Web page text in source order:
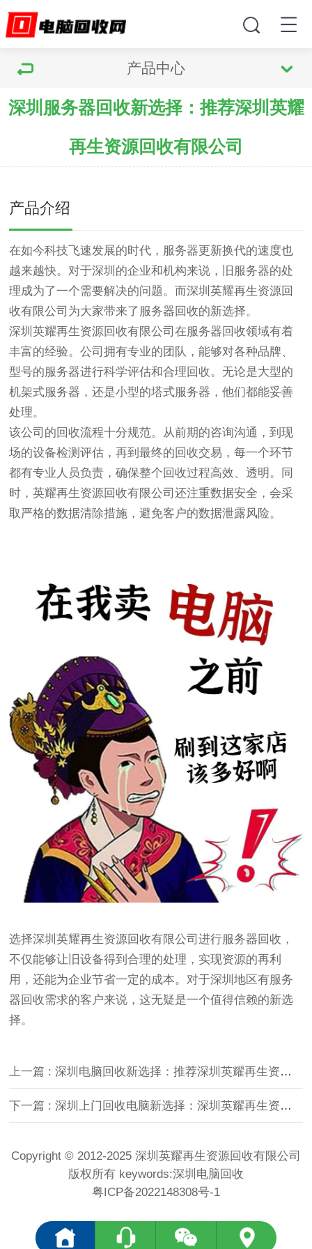
产品中心
深圳服务器回收新选择：推荐深圳英耀
再生资源回收有限公司
产品介绍
在如今科技飞速发展的时代，服务器更新换代的速度也
越来越快。对于深圳的企业和机构来说，旧服务器的处
理成为了一个需要解决的问题。而深圳英耀再生资源回
收有限公司为大家带来了服务器回收的新选择。
深圳英耀再生资源回收有限公司在服务器回收领域有着
丰富的经验。公司拥有专业的团队，能够对各种品牌、
型号的服务器进行科学评估和合理回收。无论是大型的
机架式服务器，还是小型的塔式服务器，他们都能妥善
处理。
该公司的回收流程十分规范。从前期的咨询沟通，到现
场的设备检测评估，再到最终的回收交易，每一个环节
都有专业人员负责，确保整个回收过程高效、透明。同
时，英耀再生资源回收有限公司还注重数据安全，会采
取严格的数据清除措施，避免客户的数据泄露风险。
选择深圳英耀再生资源回收有限公司进行服务器回收，
不仅能够让旧设备得到合理的处理，实现资源的再利
用，还能为企业节省一定的成本。对于深圳地区有服务
器回收需求的客户来说，这无疑是一个值得信赖的新选
择。
上一篇 : 深圳电脑回收新选择：推荐深圳英耀再生资源回收有限公司
下一篇 : 深圳上门回收电脑新选择：深圳英耀再生资源回收有限公司
Copyright © 2012-2025 深圳英耀再生资源回收有限公司
版权所有 keywords:深圳电脑回收
粤ICP备2022148308号-1